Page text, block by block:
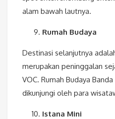
alam bawah lautnya.
Rumah Budaya
Destinasi selanjutnya
merupakan peninggalan
VOC. Rumah Budaya
dikunjungi oleh para
Istana Mini